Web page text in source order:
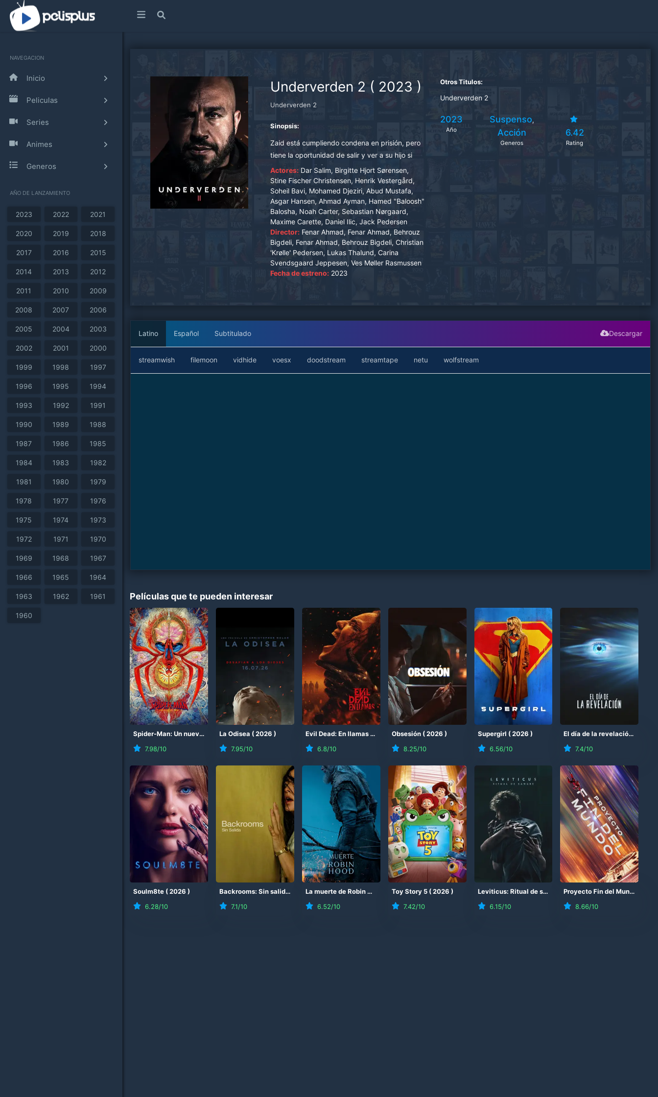
NAVEGACION
Inicio
Peliculas
Series
Animes
Generos
AÑO DE LANZAMIENTO
2023 2022 2021
2020 2019 2018
2017 2016 2015
2014 2013 2012
2011 2010 2009
2008 2007 2006
2005 2004 2003
2002 2001 2000
1999 1998 1997
1996 1995 1994
1993 1992 1991
1990 1989 1988
1987 1986 1985
1984 1983 1982
1981 1980 1979
1978 1977 1976
1975 1974 1973
1972 1971 1970
1969 1968 1967
1966 1965 1964
1963 1962 1961
1960
Underverden 2 ( 2023 )
Underverden 2
Sinopsis:
Zaid está cumpliendo condena en prisión, pero
tiene la oportunidad de salir y ver a su hijo si
ayuda a la policía.
Actores: Dar Salim, Birgitte Hjort Sørensen,
Stine Fischer Christensen, Henrik Vestergård,
Soheil Bavi, Mohamed Djeziri, Abud Mustafa,
Asgar Hansen, Ahmad Ayman, Hamed "Baloosh"
Balosha, Noah Carter, Sebastian Nørgaard,
Maxime Carette, Daniel Ilic, Jack Pedersen
Director: Fenar Ahmad, Fenar Ahmad, Behrouz
Bigdeli, Fenar Ahmad, Behrouz Bigdeli, Christian
'Krølle' Pedersen, Lukas Thalund, Carina
Svendsgaard Jeppesen, Ves Møller Rasmussen
Fecha de estreno: 2023
Otros Titulos:
Underverden 2
2023
Año
Suspenso,
Acción
Generos
6.42
Rating
Latino Español Subtitulado Descargar
streamwish filemoon vidhide voesx doodstream streamtape netu wolfstream
Películas que te pueden interesar
Spider-Man: Un nuevo día (2026)
7.98/10
La Odisea (2026 )
7.95/10
Evil Dead: En llamas (2026
)
6.8/10
Obsesión (2026 )
8.25/10
Supergirl (2026 )
6.56/10
El día de la revelación
7.4/10
Soulm8te (2026 )
6.28/10
Backrooms: Sin salida 2026)
7.1/10
La muerte de Robin Hood 2026)
6.52/10
Toy Story 5 (2026 )
7.42/10
Leviticus: Ritual de sangre (2026)
6.15/10
Proyecto Fin del Mundo
8.66/10